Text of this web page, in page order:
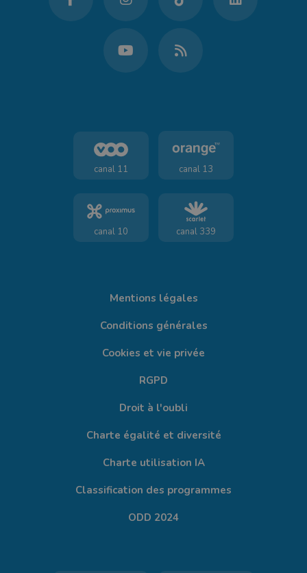
canal 11 canal 13
canal 10 canal 339
Mentions légales
Conditions générales
Cookies et vie privée
RGPD
Droit à l'oubli
Charte égalité et diversité
Charte utilisation IA
Classification des programmes
ODD 2024